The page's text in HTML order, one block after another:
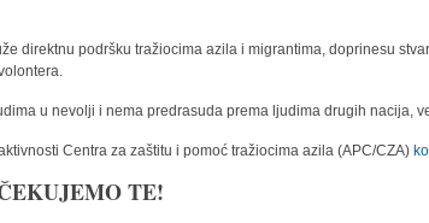
direktnu podršku tražiocima azila i migrantima, doprinesu
u nevolji i nema predrasuda prema ljudima drugih nacija,
Centra za zaštitu i pomoć tražiocima azila (APC/CZA)
TE!